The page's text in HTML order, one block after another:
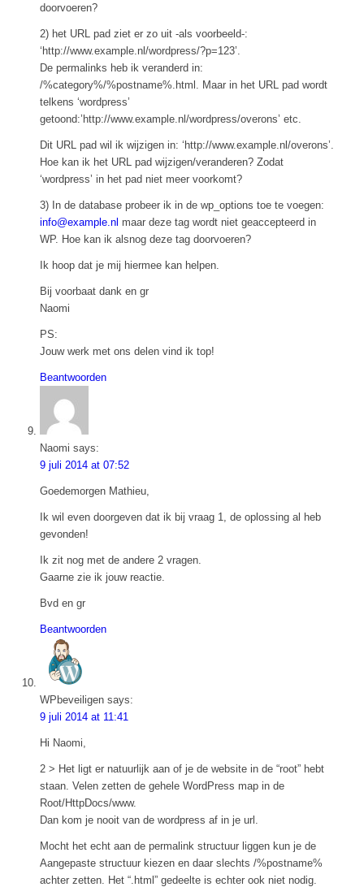
doorvoeren?
2) het URL pad ziet er zo uit -als voorbeeld-:
‘http://www.example.nl/wordpress/?p=123’.
De permalinks heb ik veranderd in:
/%category%/%postname%.html. Maar in het URL pad wordt
telkens ‘wordpress’
getoond:’http://www.example.nl/wordpress/overons’ etc.
Dit URL pad wil ik wijzigen in: ‘http://www.example.nl/overons’.
Hoe kan ik het URL pad wijzigen/veranderen? Zodat
‘wordpress’ in het pad niet meer voorkomt?
3) In de database probeer ik in de wp_options toe te voegen:
info@example.nl maar deze tag wordt niet geaccepteerd in
WP. Hoe kan ik alsnog deze tag doorvoeren?
Ik hoop dat je mij hiermee kan helpen.
Bij voorbaat dank en gr
Naomi
PS:
Jouw werk met ons delen vind ik top!
Beantwoorden
Naomi says:
9 juli 2014 at 07:52
Goedemorgen Mathieu,
Ik wil even doorgeven dat ik bij vraag 1, de oplossing al heb
gevonden!
Ik zit nog met de andere 2 vragen.
Gaarne zie ik jouw reactie.
Bvd en gr
Beantwoorden
WPbeveiligen says:
9 juli 2014 at 11:41
Hi Naomi,
2 > Het ligt er natuurlijk aan of je de website in de “root” hebt
staan. Velen zetten de gehele WordPress map in de
Root/HttpDocs/www.
Dan kom je nooit van de wordpress af in je url.
Mocht het echt aan de permalink structuur liggen kun je de
Aangepaste structuur kiezen en daar slechts /%postname%
achter zetten. Het “.html” gedeelte is echter ook niet nodig.